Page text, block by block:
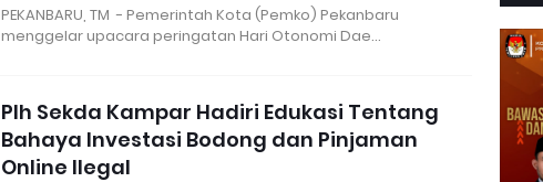
PEKANBARU, TM - Pemerintah Kota (Pemko) Pekanbaru
menggelar upacara peringatan Hari Otonomi Dae…
Plh Sekda Kampar Hadiri Edukasi Tentang
Bahaya Investasi Bodong dan Pinjaman
Online Ilegal